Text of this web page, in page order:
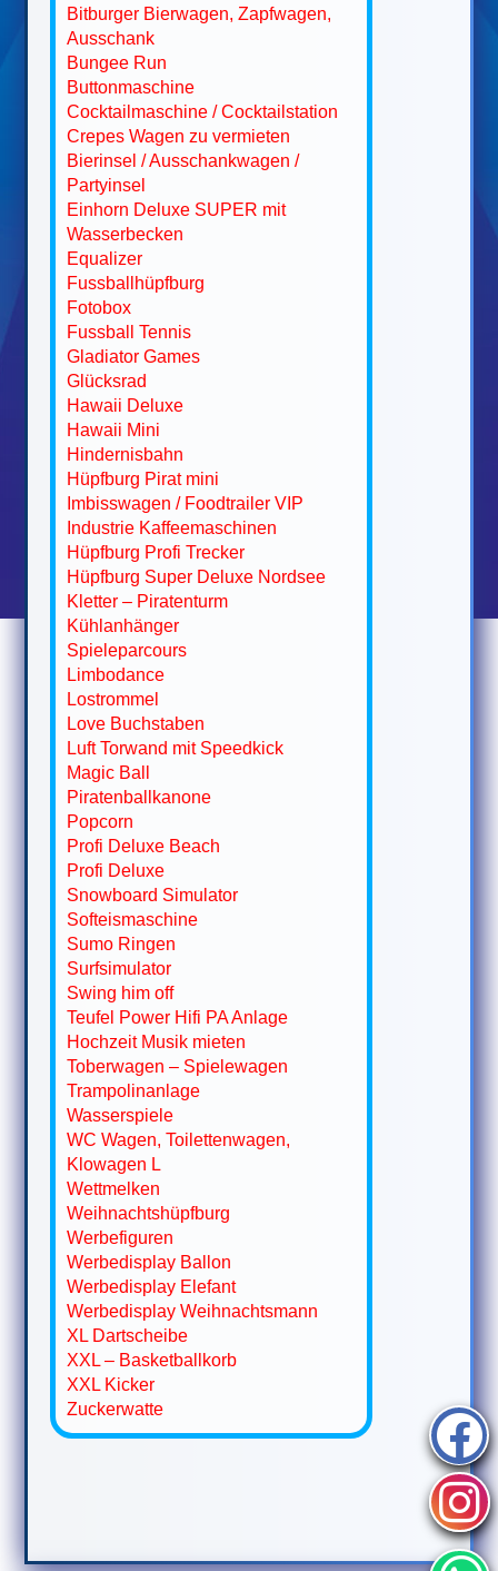
Bitburger Bierwagen, Zapfwagen,
Ausschank
Bungee Run
Buttonmaschine
Cocktailmaschine / Cocktailstation
Crepes Wagen zu vermieten
Bierinsel / Ausschankwagen /
Partyinsel
Einhorn Deluxe SUPER mit
Wasserbecken
Equalizer
Fussballhüpfburg
Fotobox
Fussball Tennis
Gladiator Games
Glücksrad
Hawaii Deluxe
Hawaii Mini
Hindernisbahn
Hüpfburg Pirat mini
Imbisswagen / Foodtrailer VIP
Industrie Kaffeemaschinen
Hüpfburg Profi Trecker
Hüpfburg Super Deluxe Nordsee
Kletter – Piratenturm
Kühlanhänger
Spieleparcours
Limbodance
Lostrommel
Love Buchstaben
Luft Torwand mit Speedkick
Magic Ball
Piratenballkanone
Popcorn
Profi Deluxe Beach
Profi Deluxe
Snowboard Simulator
Softeismaschine
Sumo Ringen
Surfsimulator
Swing him off
Teufel Power Hifi PA Anlage
Hochzeit Musik mieten
Toberwagen – Spielewagen
Trampolinanlage
Wasserspiele
WC Wagen, Toilettenwagen,
Klowagen L
Wettmelken
Weihnachtshüpfburg
Werbefiguren
Werbedisplay Ballon
Werbedisplay Elefant
Werbedisplay Weihnachtsmann
XL Dartscheibe
XXL – Basketballkorb
XXL Kicker
Zuckerwatte